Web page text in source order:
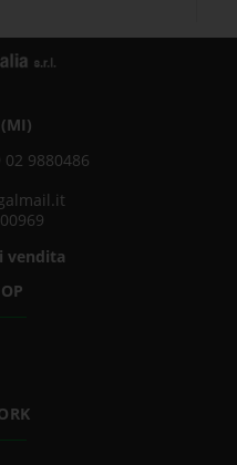
9880486
vendita